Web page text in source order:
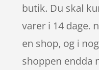
butik. Du skal
varer i 14 dage.
en shop, og i
shoppen endda